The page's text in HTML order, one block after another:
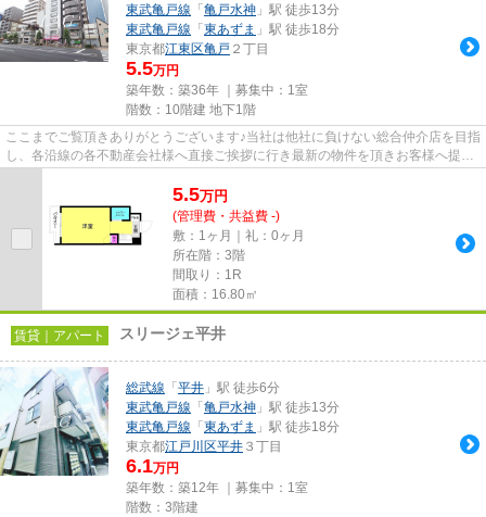
東武亀戸線 「 亀戸水神 」駅 徒歩13分
東武亀戸線 「 東あずま 」駅 徒歩18分
東京都江東区亀戸 ２丁目
5.5万円
築年数：築36年 ｜募集中： 1室
階数：10階建 地下1階
ここまでご覧頂きありがとうございます♪当社は他社に負けない総合仲介店を目指
し、各沿線の各不動産会社様へ直接ご挨拶に行き最新の物件を頂きお客様へ提供
5.5万円
(管理費・共益費 -)
敷：1ヶ月｜礼：0ヶ月
所在階：3階
間取り：1R
面積：16.80㎡
賃貸｜アパート スリージェ平井
総武線 「 平井 」駅 徒歩6分
東武亀戸線 「 亀戸水神 」駅 徒歩13分
東武亀戸線 「 東あずま 」駅 徒歩18分
東京都江戸川区平井 ３丁目
6.1万円
築年数：築12年 ｜募集中： 1室
階数：3階建